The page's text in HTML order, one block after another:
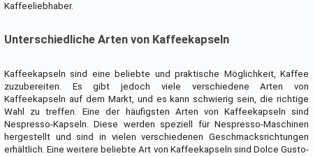
Kaffeeliebhaber.
Unterschiedliche Arten von Kaffeekapseln
Kaffeekapseln sind eine beliebte und praktische Möglichkeit, Kaffee
zuzubereiten. Es gibt jedoch viele verschiedene Arten von
Kaffeekapseln auf dem Markt, und es kann schwierig sein, die richtige
Wahl zu treffen. Eine der häufigsten Arten von Kaffeekapseln sind
Nespresso-Kapseln. Diese werden speziell für Nespresso-Maschinen
hergestellt und sind in vielen verschiedenen Geschmacksrichtungen
erhältlich. Eine weitere beliebte Art von Kaffeekapseln sind Dolce Gusto-